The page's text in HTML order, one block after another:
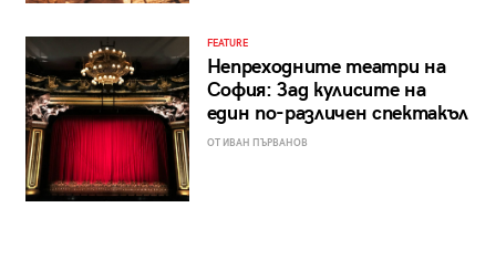
FEATURE
Непреходните театри на
София: Зад кулисите на
един по-различен спектакъл
ОТ ИВАН ПЪРВАНОВ